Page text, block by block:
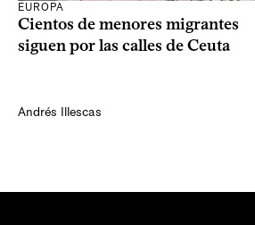
EUROPA
Cientos de menores migrantes
siguen por las calles de Ceuta
Andrés Illescas